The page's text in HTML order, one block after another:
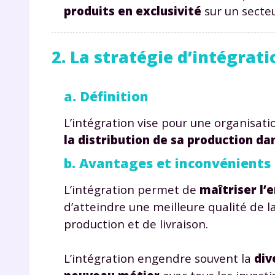
produits en exclusivité sur un
2. La stratégie
a. Définition
L’intégration vise pour une
la distribution de sa production
b. Avantages et inconvénients
L’intégration permet de maîtriser
d’atteindre une meilleure qualité de
production et de livraison.
L’intégration engendre souvent la
* Votre